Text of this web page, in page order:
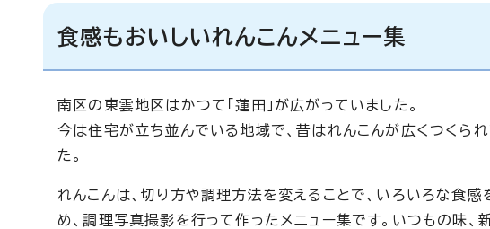
食感もおいしいれんこんメニュー集
南区の東雲地区はかつて「蓮田」が広がっていました。
今は住宅が立ち並んでいる地域で、昔はれんこんが広くつくら
た。
れんこんは、切り方や調理方法を変えることで、いろいろな食
め、調理写真撮影を行って作ったメニュー集です。いつもの味